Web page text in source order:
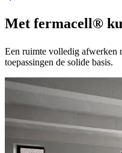
Met fermacell®
Een ruimte volledig afwerken
toepassingen de solide basis.